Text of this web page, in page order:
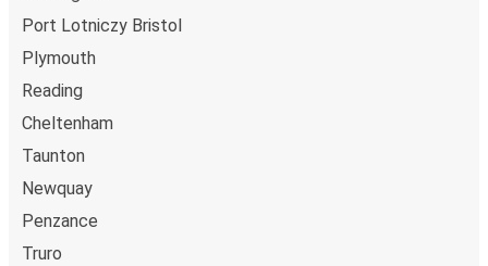
Port Lotniczy Bristol
Plymouth
Reading
Cheltenham
Taunton
Newquay
Penzance
Truro